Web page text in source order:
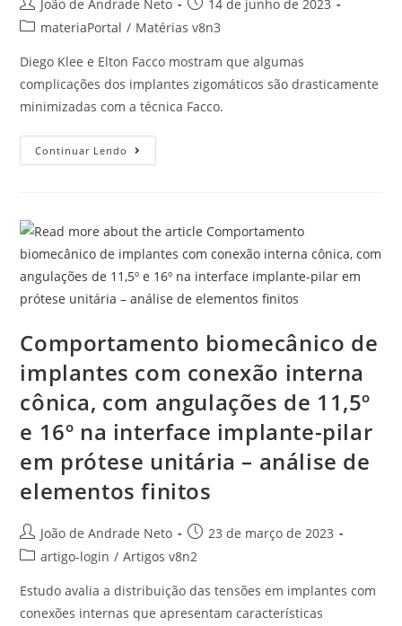
João de Andrade Neto
14 de junho de 2023
materiaPortal / Matérias v8n3
Diego Klee e Elton Facco mostram que algumas
complicações dos implantes zigomáticos são drasticamente
minimizadas com a técnica Facco.
Continuar Lendo
Comportamento biomecânico de
implantes com conexão interna
cônica, com angulações de 11,5º
e 16º na interface implante-pilar
em prótese unitária – análise de
elementos finitos
João de Andrade Neto
23 de março de 2023
artigo-login / Artigos v8n2
Estudo avalia a distribuição das tensões em implantes com
conexões internas que apresentam características